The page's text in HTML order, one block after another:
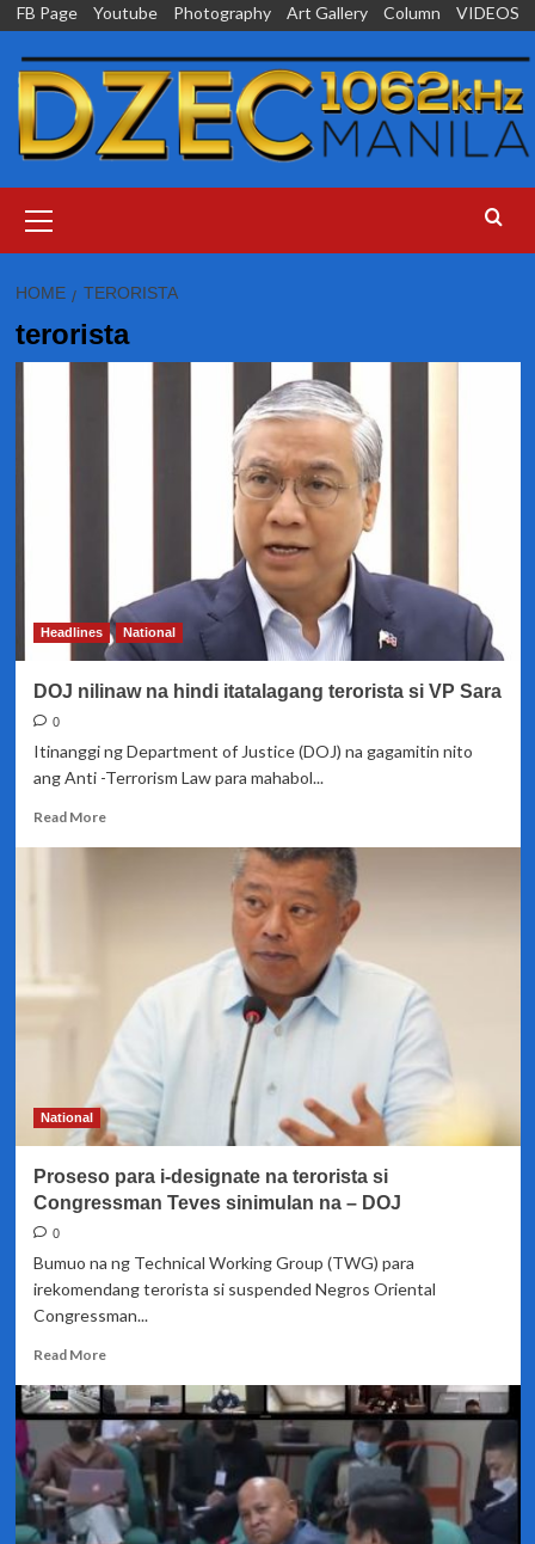
Skip
content
FB Page Youtube Photography Art Gallery Column VIDEOS
Menu
HOME TERORISTA
terorista
Headlines National
DOJ nilinaw na hindi itatalagang terorista si VP Sara
0
Itinanggi ng Department of Justice (DOJ) na gagamitin nito
ang Anti -Terrorism Law para mahabol...
Read MoreRead
itatalagang
terorista
VP
Sara
National
Proseso para i-designate na terorista si
Congressman Teves sinimulan na – DOJ
0
Bumuo na ng Technical Working Group (TWG) para
irekomendang terorista si suspended Negros Oriental
Congressman...
Read MoreRead
about
Proseso
para
i-
designate
na
terorista